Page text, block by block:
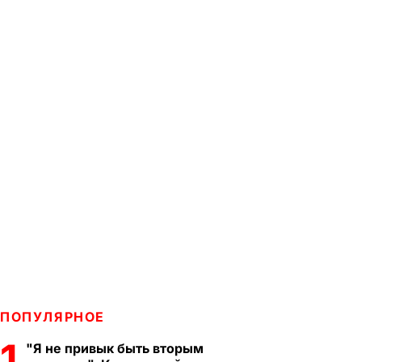
ПОПУЛЯРНОЕ
"Я не привык быть вторым